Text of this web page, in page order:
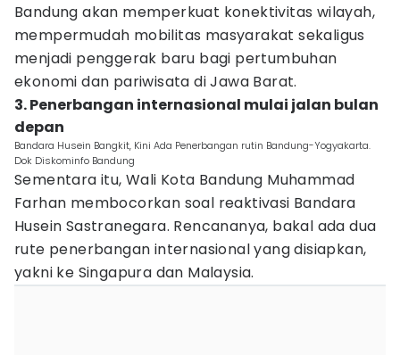
Bandung akan memperkuat konektivitas wilayah,
mempermudah mobilitas masyarakat sekaligus
menjadi penggerak baru bagi pertumbuhan
ekonomi dan pariwisata di Jawa Barat.
3. Penerbangan internasional mulai jalan bulan
depan
Bandara Husein Bangkit, Kini Ada Penerbangan rutin Bandung-Yogyakarta.
Dok Diskominfo Bandung
Sementara itu, Wali Kota Bandung Muhammad
Farhan membocorkan soal reaktivasi Bandara
Husein Sastranegara. Rencananya, bakal ada dua
rute penerbangan internasional yang disiapkan,
yakni ke Singapura dan Malaysia.